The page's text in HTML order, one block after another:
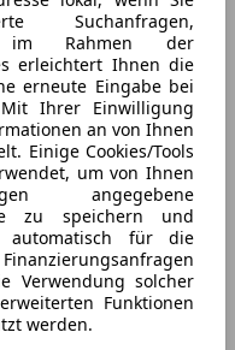
Suchanfragen,
im Rahmen der
erleichtert Ihnen die
erneute Eingabe bei
Ihrer Einwilligung
an von Ihnen
Einige Cookies/Tools
um von Ihnen
angegebene
zu speichern und
automatisch für die
Verwendung solcher
Funktionen
werden.